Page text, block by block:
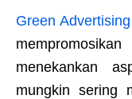
Green Advertising
menekankan
mungkin sering